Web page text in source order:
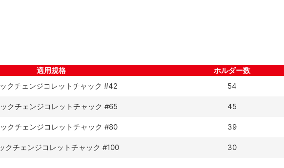
適用規格
ホルダー数
クチェンジコレットチャック #42 54
クチェンジコレットチャック #65 45
クチェンジコレットチャック #80 39
クチェンジコレットチャック #100 30